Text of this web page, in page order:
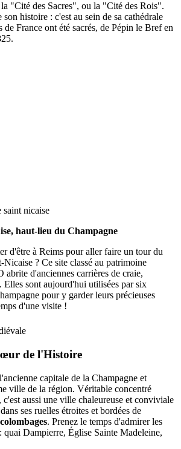
"Cité des Sacres", ou la "Cité des Rois".
histoire : c'est au sein de sa cathédrale
de France ont été sacrés, de Pépin le Bref en
haut-lieu du Champagne
d'être à Reims pour aller faire un tour du
? Ce site classé au patrimoine
d'anciennes carrières de craie,
. Elles sont aujourd'hui utilisées par six
pour y garder leurs précieuses
d'une visite !
de l'Histoire
capitale de la Champagne et
ville de la région. Véritable concentré
aussi une ville chaleureuse et conviviale
ses ruelles étroites et bordées de
. Prenez le temps d'admirer les
Dampierre, Église Sainte Madeleine,